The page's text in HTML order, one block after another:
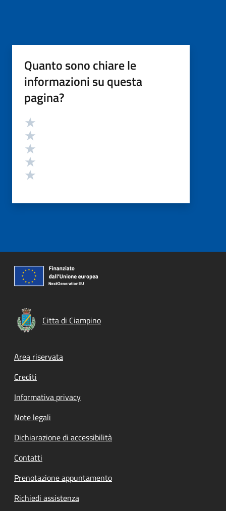
Quanto sono chiare le
informazioni su questa
pagina?
Valutazione
Citta di Ciampino
Footer menu
Area riservata
Crediti
Informativa privacy
Note legali
Dichiarazione di accessibilità
Contatti
Prenotazione appuntamento
Richiedi assistenza